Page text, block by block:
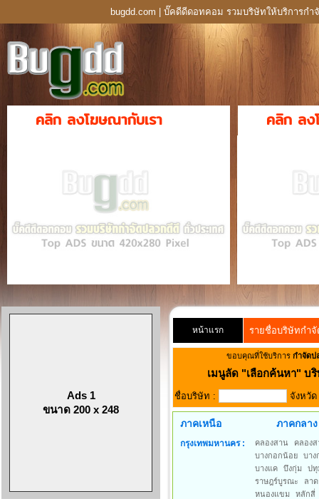
bugdd.com | บั๊คดีดีดอทคอม รวมบริษัทให้บริการกำ
คลิก ลงโฆษณากับเรา คลิก ลง
Ads 1
ขนาด 200 x 248
หน้าแรก รายชื่อบริษัทกำจั
ขอบคุณที่ใช้บริการ กำจัดป
เมนูลัด "เลือกค้นหา" บ
ชื่อบริษัท : จังหวัด
ภาคเหนือ ภาคกลาง
กรุงเทพมหานคร : คลองสาน
คลองส
บางกอกน้อย
บาง
บางแค
บึงกุ่ม
ปทุ
ราษฎร์บูรณะ
ลา
หนองแขม
หลักสี่